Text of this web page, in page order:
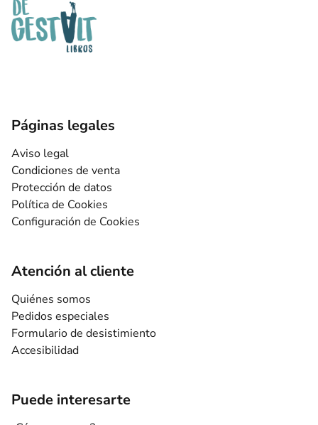
Páginas legales
Aviso legal
Condiciones de venta
Protección de datos
Política de Cookies
Configuración de Cookies
Atención al cliente
Quiénes somos
Pedidos especiales
Formulario de desistimiento
Accesibilidad
Puede interesarte